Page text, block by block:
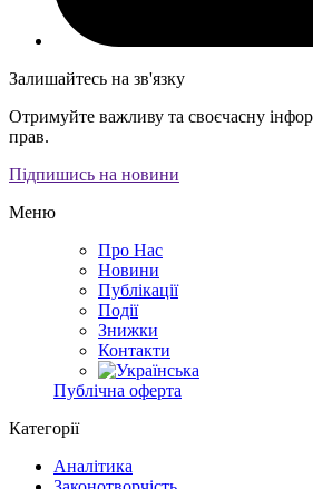
Залишайтесь на зв'язку
Отримуйте важливу та своєчасну
прав.
Підпишись на новини
Меню
Про Нас
Новини
Публікації
Події
Знижки
Контакти
Публічна оферта
Категорії
Аналітика